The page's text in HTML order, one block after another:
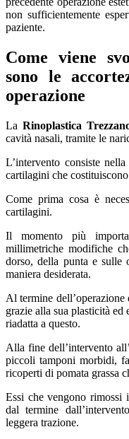
non sufficientemente
paziente.
Come viene
sono le
operazione
La Rinoplastica
cavità nasali, tramite le
L’intervento consiste
cartilagini che
Come prima cosa è
cartilagini.
Il momento più
millimetriche modifiche
dorso, della punta e sulle
maniera desiderata.
Al termine dell’operazione
grazie alla sua plasticità
riadatta a questo.
Alla fine dell’intervento
piccoli tamponi morbidi,
ricoperti di pomata grassa
Essi che vengono rimossi
dal termine
leggera trazione.